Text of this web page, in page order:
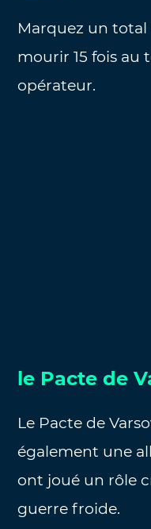
Marquez un total
mourir 15 fois au
opérateur.
le Pacte de
Le Pacte de
également une
ont joué un rôle
guerre froide.